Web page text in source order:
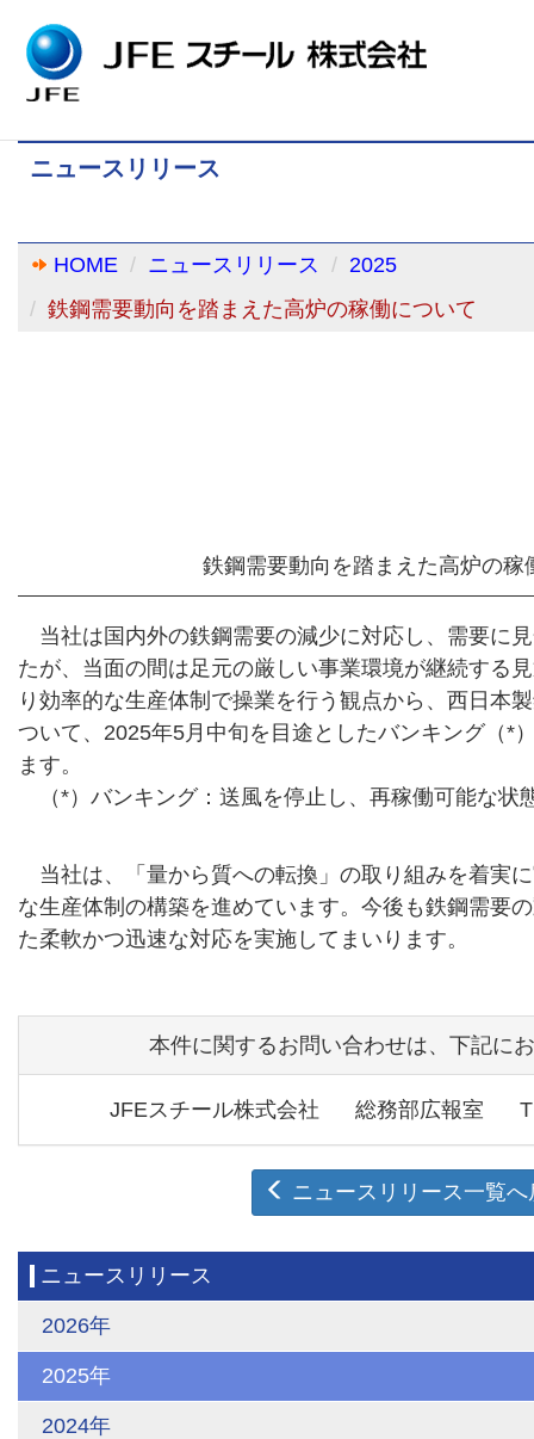
ニュースリリース
HOME ニュースリリース
2025
鉄鋼需要動向を踏まえた高炉の稼働について
鉄鋼需要動向を踏まえた高炉の稼
当社は国内外の鉄鋼需要の減少に対応し、需要に
たが、当面の間は足元の厳しい事業環境が継続する
り効率的な生産体制で操業を行う観点から、西日本
ついて、2025年5月中旬を目途としたバンキング（*
ます。
（*）バンキング：送風を停止し、再稼働可能な状
当社は、「量から質への転換」の取り組みを着実
な生産体制の構築を進めています。今後も鉄鋼需要
た柔軟かつ迅速な対応を実施してまいります。
本件に関するお問い合わせは、下記に
JFEスチール株式会社 総務部広報室
ニュースリリース一覧へ
ニュースリリース
2026年
2025年
2024年